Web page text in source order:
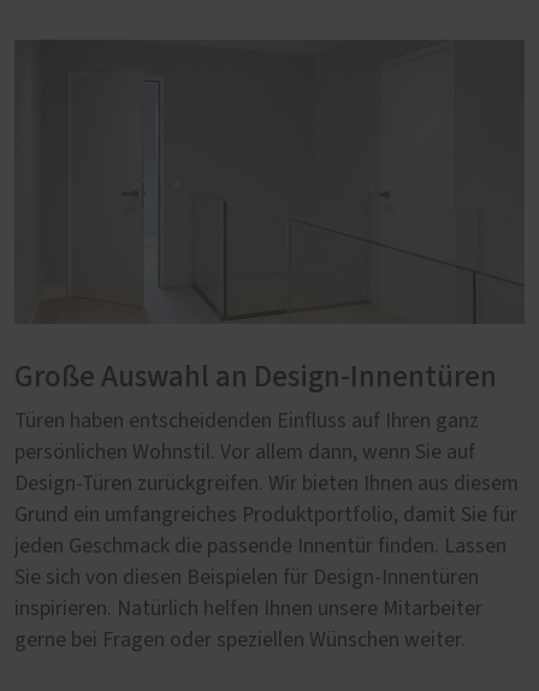
Große Auswahl an Design-Innentüren
Türen haben entscheidenden Einfluss auf Ihren ganz
persönlichen Wohnstil. Vor allem dann, wenn Sie auf
Design-Türen zurückgreifen. Wir bieten Ihnen aus diesem
Grund ein umfangreiches Produktportfolio, damit Sie für
jeden Geschmack die passende Innentür finden. Lassen
Sie sich von diesen Beispielen für Design-Innentüren
inspirieren. Natürlich helfen Ihnen unsere Mitarbeiter
gerne bei Fragen oder speziellen Wünschen weiter.